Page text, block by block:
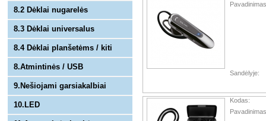
8.2 Dėklai nugarelės
8.3 Dėklai universalus
8.4 Dėklai planšetėms / kiti
8.Atmintinės / USB
9.Nešiojami garsiakalbiai
10.LED
Sandėlyje:
Kodas: